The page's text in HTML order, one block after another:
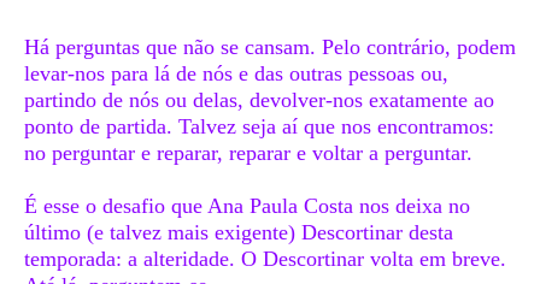
Há perguntas que não se cansam. Pelo contrário, podem
levar-nos para lá de nós e das outras pessoas ou,
partindo de nós ou delas, devolver-nos exatamente ao
ponto de partida. Talvez seja aí que nos encontramos:
no perguntar e reparar, reparar e voltar a perguntar.
É esse o desafio que Ana Paula Costa nos deixa no
último (e talvez mais exigente) Descortinar desta
temporada: a alteridade. O Descortinar volta em breve.